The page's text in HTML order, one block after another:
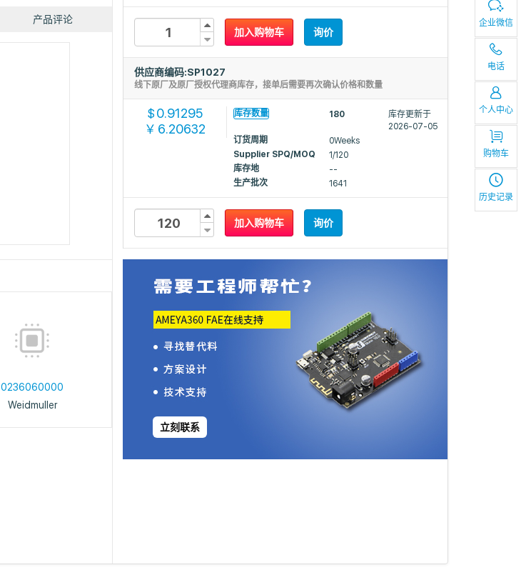
企业微信
电话
个人中心
购物车
历史记录
产品评论
0236060000
Weidmuller
加入购物车 询价
供应商编码:SP1027
线下原厂及原厂授权代理商库存，接单后需要再次确认价格和数量
$0.91295
￥ 6.20632
库存数量 180
库存更新于
2026-07-05
订货周期
0Weeks
Supplier SPQ/MOQ
1/120
库存地
--
生产批次
1641
加入购物车 询价
立刻联系